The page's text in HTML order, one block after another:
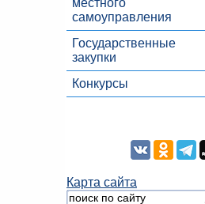
местного
самоуправления
Государственные
закупки
Конкурсы
Карта сайта